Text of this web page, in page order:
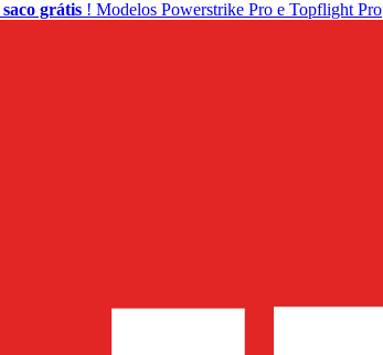
saco grátis ! Modelos Powerstrike Pro e Topflight Pro